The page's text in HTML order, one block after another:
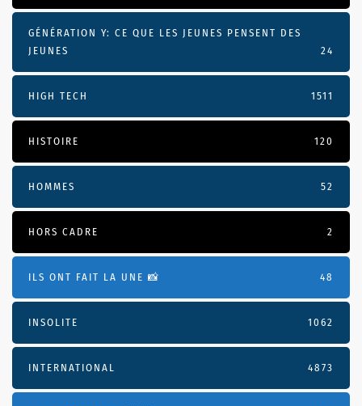
GÉNÉRATION Y: CE QUE LES JEUNES PENSENT DES
JEUNES
24
HIGH TECH 1511
HISTOIRE 120
HOMMES 52
HORS CADRE 2
ILS ONT FAIT LA UNE 📸 48
INSOLITE 1062
INTERNATIONAL 4873